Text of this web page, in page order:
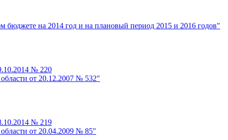
бюджете на 2014 год и на плановый период 2015 и 2016 годов"
№ 220
от 20.12.2007 № 532"
№ 219
от 20.04.2009 № 85"